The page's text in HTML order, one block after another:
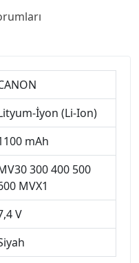
İyon (Li-Ion)
mAh
300 400 500
MVX1
V